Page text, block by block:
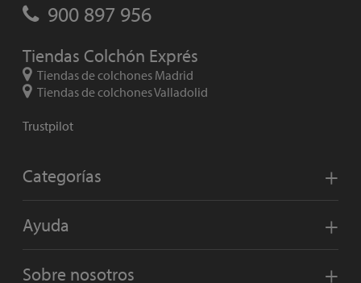
900 897 956
Tiendas Colchón Exprés
Tiendas de colchones Madrid
Tiendas de colchones Valladolid
Trustpilot
Categorías
Ayuda
Sobre nosotros